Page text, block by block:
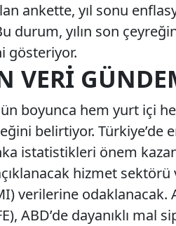
ankette, yıl sonu
durum, yılın son
gösteriyor.
VERI
boyunca hem yurt içi
belirtiyor. Türkiye’de
istatistikleri önem
hizmet sektörü
verilerine odaklanacak.
ABD’de dayanıklı